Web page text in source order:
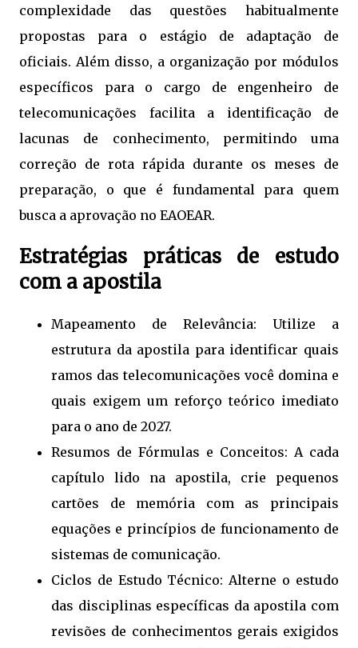
complexidade das questões habitualmente
propostas para o estágio de adaptação de
oficiais. Além disso, a organização por módulos
específicos para o cargo de engenheiro de
telecomunicações facilita a identificação de
lacunas de conhecimento, permitindo uma
correção de rota rápida durante os meses de
preparação, o que é fundamental para quem
busca a aprovação no EAOEAR.
Estratégias práticas de estudo
com a apostila
Mapeamento de Relevância: Utilize a
estrutura da apostila para identificar quais
ramos das telecomunicações você domina e
quais exigem um reforço teórico imediato
para o ano de 2027.
Resumos de Fórmulas e Conceitos: A cada
capítulo lido na apostila, crie pequenos
cartões de memória com as principais
equações e princípios de funcionamento de
sistemas de comunicação.
Ciclos de Estudo Técnico: Alterne o estudo
das disciplinas específicas da apostila com
revisões de conhecimentos gerais exigidos